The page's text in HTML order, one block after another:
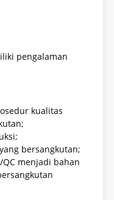
pengalaman
kualitas
bersangkutan;
menjadi bahan